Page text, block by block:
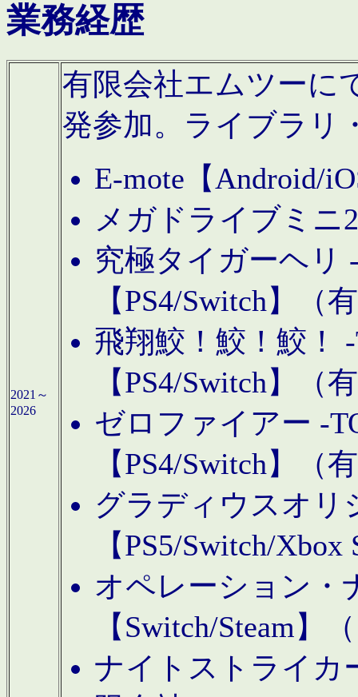
業務経歴
2021～
2026
有限会社エムツーに
発参加。ライブラリ
E-mote【Android/
メガドライブミニ
究極タイガーヘリ
【PS4/Switch】（
飛翔鮫！鮫！鮫！
【PS4/Switch】（
ゼロファイアー -
【PS4/Switch】（
グラディウスオリ
【PS5/Switch/
オペレーション・
【Switch/Steam】
ナイトストライカ